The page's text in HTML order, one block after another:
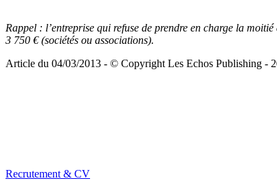
Rappel : l’entreprise qui refuse de prendre en charge la
3 750 € (sociétés ou associations).
Article du 04/03/2013 - © Copyright Les Echos Publishing -
Recrutement & CV